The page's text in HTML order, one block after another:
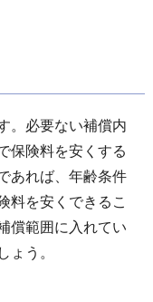
。必要ない補償内
保険料を安くする
あれば、年齢条件
料を安くできるこ
償範囲に入れてい
う。